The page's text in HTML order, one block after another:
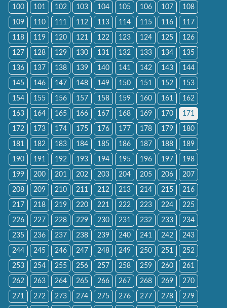
100 101 102 103 104 105 106 107 108
109 110 111 112 113 114 115 116 117
118 119 120 121 122 123 124 125 126
127 128 129 130 131 132 133 134 135
136 137 138 139 140 141 142 143 144
145 146 147 148 149 150 151 152 153
154 155 156 157 158 159 160 161 162
163 164 165 166 167 168 169 170 171
172 173 174 175 176 177 178 179 180
181 182 183 184 185 186 187 188 189
190 191 192 193 194 195 196 197 198
199 200 201 202 203 204 205 206 207
208 209 210 211 212 213 214 215 216
217 218 219 220 221 222 223 224 225
226 227 228 229 230 231 232 233 234
235 236 237 238 239 240 241 242 243
244 245 246 247 248 249 250 251 252
253 254 255 256 257 258 259 260 261
262 263 264 265 266 267 268 269 270
271 272 273 274 275 276 277 278 279